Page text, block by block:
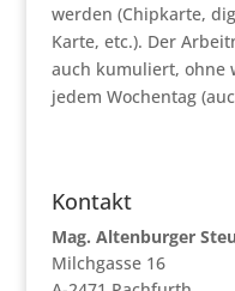
werden (Chipkarte,
Karte, etc.). Der
auch kumuliert, ohne
jedem Wochentag
Kontakt
Mag. Altenburger
Milchgasse 16